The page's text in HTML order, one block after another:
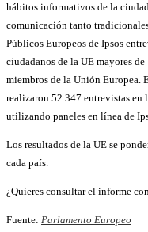
hábitos informativos de la
comunicación tanto
Públicos Europeos de Ipsos
ciudadanos de la UE mayores
miembros de la Unión Europea.
realizaron 52 347 entrevistas en
utilizando paneles en línea de
Los resultados de la UE se
cada país.
¿Quieres consultar el informe
Fuente: Parlamento Europeo